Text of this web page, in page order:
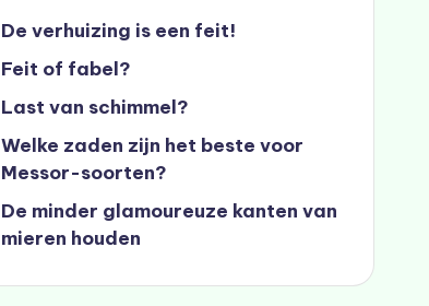
De verhuizing is een feit!
Feit of fabel?
Last van schimmel?
Welke zaden zijn het beste voor
Messor-soorten?
De minder glamoureuze kanten van
mieren houden